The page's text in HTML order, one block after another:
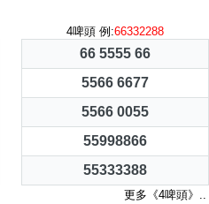
4啤頭 例:66332288
66 5555 66
5566 6677
5566 0055
55998866
55333388
更多《4啤頭》..